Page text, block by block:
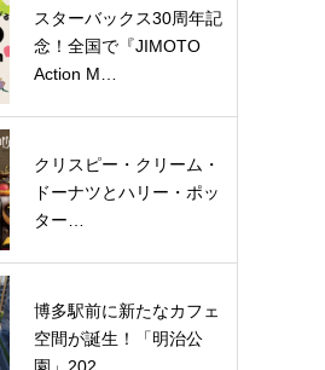
スターバックス30周年記
念！全国で『JIMOTO
Action M…
クリスピー・クリーム・
ドーナツとハリー・ポッ
ター…
博多駅前に新たなカフェ
空間が誕生！「明治公